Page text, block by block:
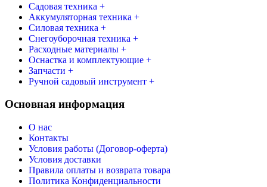
Садовая техника +
Аккумуляторная техника +
Силовая техника +
Снегоуборочная техника +
Расходные материалы +
Оснастка и комплектующие +
Запчасти +
Ручной садовый инструмент +
Основная информация
О нас
Контакты
Условия работы (Договор-оферта)
Условия доставки
Правила оплаты и возврата товара
Политика Конфиденциальности